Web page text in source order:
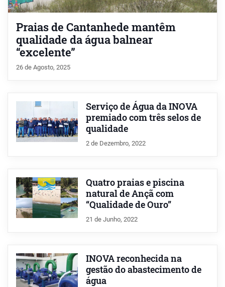
Praias de Cantanhede mantêm
qualidade da água balnear
“excelente”
26 de Agosto, 2025
Serviço de Água da INOVA
premiado com três selos de
qualidade
2 de Dezembro, 2022
Quatro praias e piscina
natural de Ançã com
“Qualidade de Ouro”
21 de Junho, 2022
INOVA reconhecida na
gestão do abastecimento de
água